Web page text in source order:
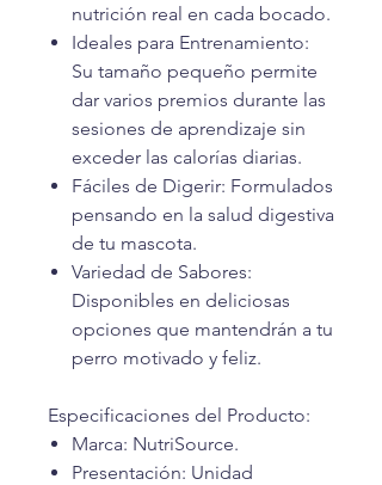
nutrición real en cada bocado.
Ideales para Entrenamiento:
Su tamaño pequeño permite
dar varios premios durante las
sesiones de aprendizaje sin
exceder las calorías diarias.
Fáciles de Digerir: Formulados
pensando en la salud digestiva
de tu mascota.
Variedad de Sabores:
Disponibles en deliciosas
opciones que mantendrán a tu
perro motivado y feliz.
Especificaciones del Producto:
Marca: NutriSource.
Presentación: Unidad